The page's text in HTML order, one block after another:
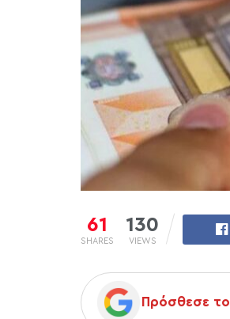
61
SHARES
130
VIEWS
Πρόσθεσε το